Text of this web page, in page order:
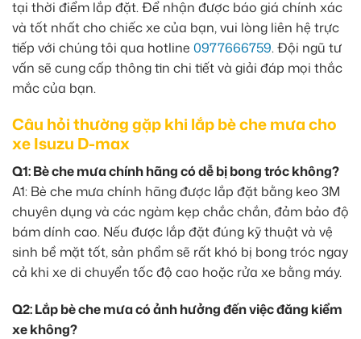
tại thời điểm lắp đặt. Để nhận được báo giá chính xác
và tốt nhất cho chiếc xe của bạn, vui lòng liên hệ trực
tiếp với chúng tôi qua hotline 0977666759. Đội ngũ tư
vấn sẽ cung cấp thông tin chi tiết và giải đáp mọi thắc
mắc của bạn.
Câu hỏi thường gặp khi lắp bè che mưa cho
xe Isuzu D-max
Q1: Bè che mưa chính hãng có dễ bị bong tróc không?
A1: Bè che mưa chính hãng được lắp đặt bằng keo 3M
chuyên dụng và các ngàm kẹp chắc chắn, đảm bảo độ
bám dính cao. Nếu được lắp đặt đúng kỹ thuật và vệ
sinh bề mặt tốt, sản phẩm sẽ rất khó bị bong tróc ngay
cả khi xe di chuyển tốc độ cao hoặc rửa xe bằng máy.
Q2: Lắp bè che mưa có ảnh hưởng đến việc đăng kiểm
xe không?